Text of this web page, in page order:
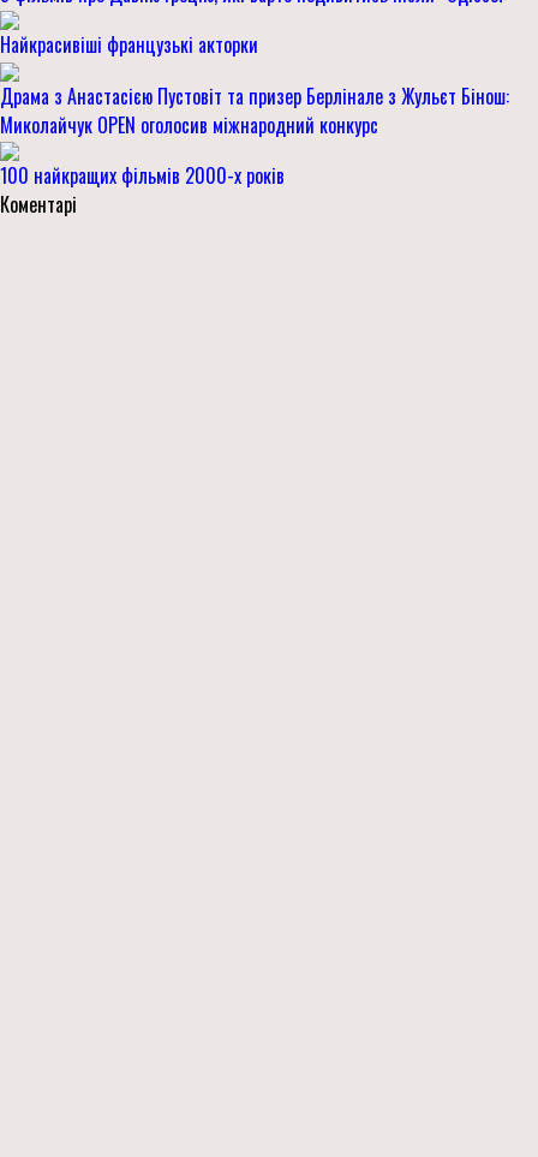
Найкрасивіші французькі акторки
Драма з Анастасією Пустовіт та призер Берлінале з Жульєт Бінош:
Миколайчук OPEN оголосив міжнародний конкурс
100 найкращих фільмів 2000-х років
Коментарі